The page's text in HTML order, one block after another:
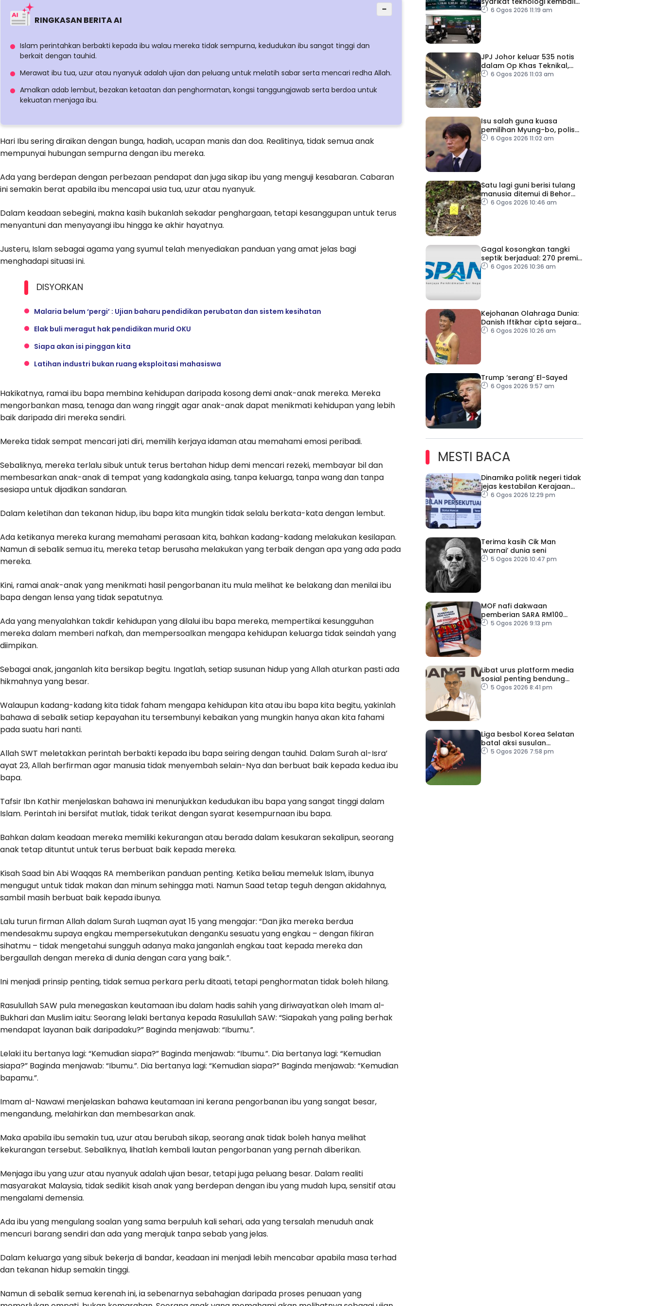
RINGKASAN BERITA AI
−
Islam perintahkan berbakti kepada ibu walau mereka tidak sempurna, kedudukan ibu sangat tinggi dan
berkait dengan tauhid.
Merawat ibu tua, uzur atau nyanyuk adalah ujian dan peluang untuk melatih sabar serta mencari redha Allah.
Amalkan adab lembut, bezakan ketaatan dan penghormatan, kongsi tanggungjawab serta berdoa untuk
kekuatan menjaga ibu.
Hari Ibu sering diraikan dengan bunga, hadiah, ucapan manis dan doa. Realitinya, tidak semua anak
mempunyai hubungan sempurna dengan ibu mereka.
Ada yang berdepan dengan perbezaan pendapat dan juga sikap ibu yang menguji kesabaran. Cabaran
ini semakin berat apabila ibu mencapai usia tua, uzur atau nyanyuk.
Dalam keadaan sebegini, makna kasih bukanlah sekadar penghargaan, tetapi kesanggupan untuk terus
menyantuni dan menyayangi ibu hingga ke akhir hayatnya.
Justeru, Islam sebagai agama yang syumul telah menyediakan panduan yang amat jelas bagi
menghadapi situasi ini.
DISYORKAN
Malaria belum ‘pergi’ : Ujian baharu pendidikan perubatan dan sistem kesihatan
Elak buli meragut hak pendidikan murid OKU
Siapa akan isi pinggan kita
Latihan industri bukan ruang eksploitasi mahasiswa
Hakikatnya, ramai ibu bapa membina kehidupan daripada kosong demi anak-anak mereka. Mereka
mengorbankan masa, tenaga dan wang ringgit agar anak-anak dapat menikmati kehidupan yang lebih
baik daripada diri mereka sendiri.
Mereka tidak sempat mencari jati diri, memilih kerjaya idaman atau memahami emosi peribadi.
Sebaliknya, mereka terlalu sibuk untuk terus bertahan hidup demi mencari rezeki, membayar bil dan
membesarkan anak-anak di tempat yang kadangkala asing, tanpa keluarga, tanpa wang dan tanpa
sesiapa untuk dijadikan sandaran.
Dalam keletihan dan tekanan hidup, ibu bapa kita mungkin tidak selalu berkata-kata dengan lembut.
Ada ketikanya mereka kurang memahami perasaan kita, bahkan kadang-kadang melakukan kesilapan.
Namun di sebalik semua itu, mereka tetap berusaha melakukan yang terbaik dengan apa yang ada pada
mereka.
Kini, ramai anak-anak yang menikmati hasil pengorbanan itu mula melihat ke belakang dan menilai ibu
bapa dengan lensa yang tidak sepatutnya.
Ada yang menyalahkan takdir kehidupan yang dilalui ibu bapa mereka, mempertikai kesungguhan
mereka dalam memberi nafkah, dan mempersoalkan mengapa kehidupan keluarga tidak seindah yang
diimpikan.
Sebagai anak, janganlah kita bersikap begitu. Ingatlah, setiap susunan hidup yang Allah aturkan pasti ada
hikmahnya yang besar.
Walaupun kadang-kadang kita tidak faham mengapa kehidupan kita atau ibu bapa kita begitu, yakinlah
bahawa di sebalik setiap kepayahan itu tersembunyi kebaikan yang mungkin hanya akan kita fahami
pada suatu hari nanti.
Allah SWT meletakkan perintah berbakti kepada ibu bapa seiring dengan tauhid. Dalam Surah al-Isra’
ayat 23, Allah berfirman agar manusia tidak menyembah selain-Nya dan berbuat baik kepada kedua ibu
bapa.
Tafsir Ibn Kathir menjelaskan bahawa ini menunjukkan kedudukan ibu bapa yang sangat tinggi dalam
Islam. Perintah ini bersifat mutlak, tidak terikat dengan syarat kesempurnaan ibu bapa.
Bahkan dalam keadaan mereka memiliki kekurangan atau berada dalam kesukaran sekalipun, seorang
anak tetap dituntut untuk terus berbuat baik kepada mereka.
Kisah Saad bin Abi Waqqas RA memberikan panduan penting. Ketika beliau memeluk Islam, ibunya
mengugut untuk tidak makan dan minum sehingga mati. Namun Saad tetap teguh dengan akidahnya,
sambil masih berbuat baik kepada ibunya.
Lalu turun firman Allah dalam Surah Luqman ayat 15 yang mengajar: “Dan jika mereka berdua
mendesakmu supaya engkau mempersekutukan denganKu sesuatu yang engkau – dengan fikiran
sihatmu – tidak mengetahui sungguh adanya maka janganlah engkau taat kepada mereka dan
bergaullah dengan mereka di dunia dengan cara yang baik.”.
Ini menjadi prinsip penting, tidak semua perkara perlu ditaati, tetapi penghormatan tidak boleh hilang.
Rasulullah SAW pula menegaskan keutamaan ibu dalam hadis sahih yang diriwayatkan oleh Imam al-
Bukhari dan Muslim iaitu: Seorang lelaki bertanya kepada Rasulullah SAW: “Siapakah yang paling berhak
mendapat layanan baik daripadaku?” Baginda menjawab: “Ibumu.”.
Lelaki itu bertanya lagi: “Kemudian siapa?” Baginda menjawab: “Ibumu.”. Dia bertanya lagi: “Kemudian
siapa?” Baginda menjawab: “Ibumu.”. Dia bertanya lagi: “Kemudian siapa?” Baginda menjawab: “Kemudian
bapamu.”.
Imam al-Nawawi menjelaskan bahawa keutamaan ini kerana pengorbanan ibu yang sangat besar,
mengandung, melahirkan dan membesarkan anak.
Maka apabila ibu semakin tua, uzur atau berubah sikap, seorang anak tidak boleh hanya melihat
kekurangan tersebut. Sebaliknya, lihatlah kembali lautan pengorbanan yang pernah diberikan.
Menjaga ibu yang uzur atau nyanyuk adalah ujian besar, tetapi juga peluang besar. Dalam realiti
masyarakat Malaysia, tidak sedikit kisah anak yang berdepan dengan ibu yang mudah lupa, sensitif atau
mengalami demensia.
Ada ibu yang mengulang soalan yang sama berpuluh kali sehari, ada yang tersalah menuduh anak
mencuri barang sendiri dan ada yang merajuk tanpa sebab yang jelas.
Dalam keluarga yang sibuk bekerja di bandar, keadaan ini menjadi lebih mencabar apabila masa terhad
dan tekanan hidup semakin tinggi.
Namun di sebalik semua kerenah ini, ia sebenarnya sebahagian daripada proses penuaan yang
tertekan
6 Ogos 2026 11:19 am
JPJ Johor keluar 535 notis
dalam Op Khas Teknikal,
Lampu HID
6 Ogos 2026 11:03 am
Isu salah guna kuasa
pemilihan Myung-bo, polis
gempur pejabat KFA
6 Ogos 2026 11:02 am
Satu lagi guni berisi tulang
manusia ditemui di Behor
Mali, disiasat sebagai kes
6 Ogos 2026 10:46 am
Gagal kosongkan tangki
septik berjadual: 270 premis
dikenakan notis pematuhan
6 Ogos 2026 10:36 am
Kejohanan Olahraga Dunia:
Danish Iftikhar cipta sejarah
mara ke final 100m
6 Ogos 2026 10:26 am
Trump ‘serang’ El-Sayed
6 Ogos 2026 9:57 am
MESTI BACA
Dinamika politik negeri tidak
jejas kestabilan Kerajaan
Perpaduan Persekutuan –
6 Ogos 2026 12:29 pm
Terima kasih Cik Man
‘warnai’ dunia seni
5 Ogos 2026 10:47 pm
MOF nafi dakwaan
pemberian SARA RM100
sempena Hari Kebangsaan
5 Ogos 2026 9:13 pm
Libat urus platform media
sosial penting bendung
perbuatan ‘copycat’
5 Ogos 2026 8:41 pm
Liga besbol Korea Selatan
batal aksi susulan
gelombang haba
5 Ogos 2026 7:58 pm